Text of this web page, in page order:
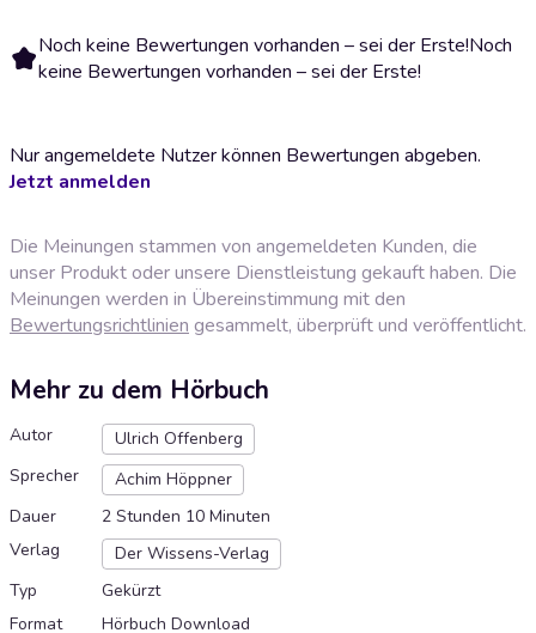
Noch keine Bewertungen vorhanden – sei der Erste!Noch
keine Bewertungen vorhanden – sei der Erste!
Nur angemeldete Nutzer können Bewertungen abgeben.
Jetzt anmelden
Die Meinungen stammen von angemeldeten Kunden, die
unser Produkt oder unsere Dienstleistung gekauft haben. Die
Meinungen werden in Übereinstimmung mit den
Bewertungsrichtlinien gesammelt, überprüft und veröffentlicht.
Mehr zu dem Hörbuch
Autor
Ulrich Offenberg
Sprecher
Achim Höppner
Dauer
2 Stunden 10 Minuten
Verlag
Der Wissens-Verlag
Typ
Gekürzt
Format
Hörbuch Download